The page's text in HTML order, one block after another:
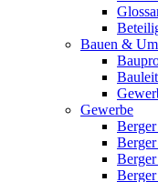
Bauen &
Gewerbe